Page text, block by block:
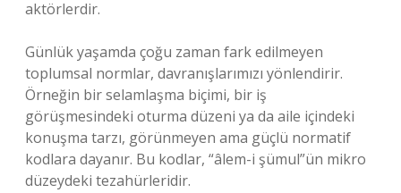
aktörlerdir.
Günlük yaşamda çoğu zaman fark edilmeyen
toplumsal normlar, davranışlarımızı yönlendirir.
Örneğin bir selamlaşma biçimi, bir iş
görüşmesindeki oturma düzeni ya da aile içindeki
konuşma tarzı, görünmeyen ama güçlü normatif
kodlara dayanır. Bu kodlar, “âlem-i şümul”ün mikro
düzeydeki tezahürleridir.